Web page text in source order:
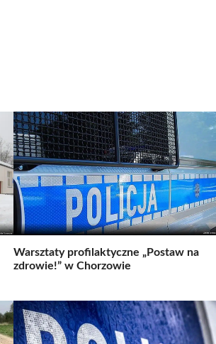
Warsztaty profilaktyczne „Postaw na
zdrowie!” w Chorzowie